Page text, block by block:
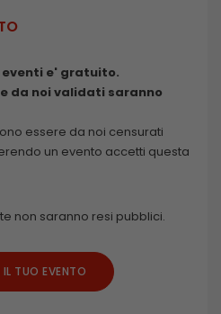
eventi e' gratuito.
da noi validati saranno
essere da noi censurati
un evento accetti questa
non saranno resi pubblici.
TUO EVENTO